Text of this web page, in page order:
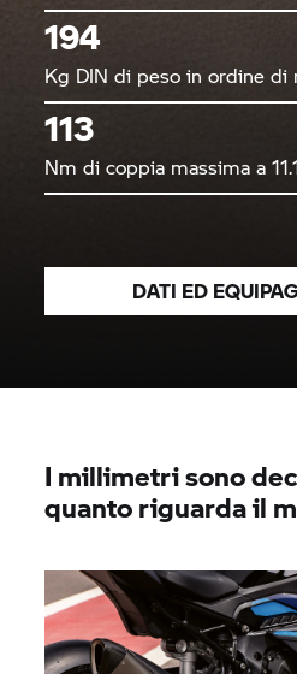
194
Kg DIN di peso in ordine di
113
Nm di coppia massima a
DATI ED
I millimetri sono
quanto riguarda il